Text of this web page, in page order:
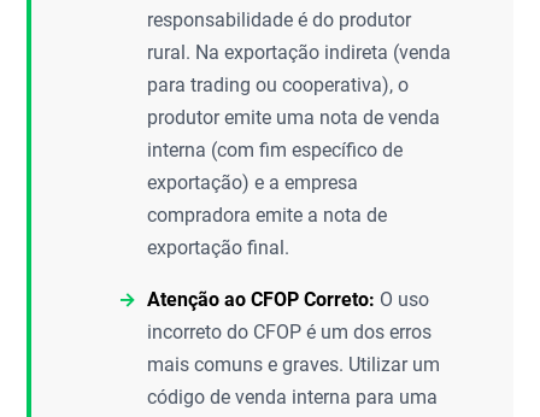
responsabilidade é do produtor
rural. Na exportação indireta (venda
para trading ou cooperativa), o
produtor emite uma nota de venda
interna (com fim específico de
exportação) e a empresa
compradora emite a nota de
exportação final.
Atenção ao CFOP Correto: O uso
incorreto do CFOP é um dos erros
mais comuns e graves. Utilizar um
código de venda interna para uma